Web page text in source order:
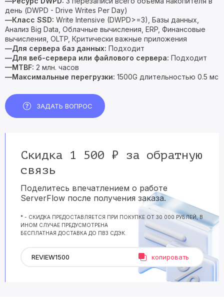
день (DWPD - Drive Writes Per Day)
—Класс SSD: Write Intensive (DWPD>=3), Базы данных,
Анализ Big Data, Облачные вычисления, ERP, Финансовые
вычисления, OLTP, Критически важные приложения
—Для сервера баз данных: Подходит
—Для веб-сервера или файлового сервера: Подходит
—MTBF: 2 млн. часов
—Максимальные перегрузки: 1500G длительностью 0.5 мс
ЗАДАТЬ ВОПРОС
Скидка 1 500 ₽ за обратную
связь
Поделитесь впечатлением о работе
ServerFlow после получения заказа.
* - СКИДКА ПРЕДОСТАВЛЯЕТСЯ ПРИ ПОКУПКЕ ОТ 30 000 РУБЛЕЙ, В
ИНОМ СЛУЧАЕ ПРЕДУСМОТРЕНА
БЕСПЛАТНАЯ ДОСТАВКА ДО ПВЗ СДЭК.
копировать